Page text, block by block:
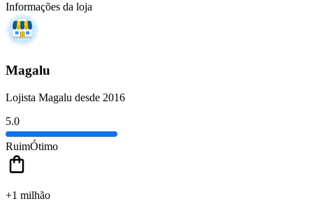
Informações da loja
Magalu
Lojista Magalu desde 2016
5.0
RuimÓtimo
+1 milhão